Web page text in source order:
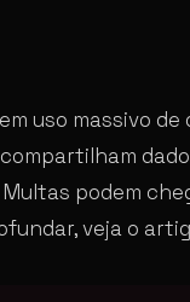
uso massivo de
podem
veja o